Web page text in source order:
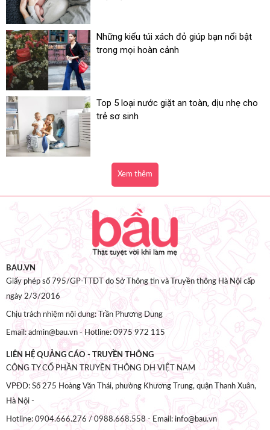
Những kiểu túi xách đỏ giúp bạn nổi bật
trong mọi hoàn cảnh
Top 5 loại nước giặt an toàn, dịu nhẹ cho
trẻ sơ sinh
Xem thêm
BAU.VN
Giấy phép số 795/GP-TTĐT do Sở Thông tin và Truyền thông Hà Nội cấp
ngày 2/3/2016
Chịu trách nhiệm nội dung: Trần Phương Dung
Email: admin@bau.vn - Hotline: 0975 972 115
LIÊN HỆ QUẢNG CÁO - TRUYỀN THÔNG
CÔNG TY CỔ PHẦN TRUYỀN THÔNG DH VIỆT NAM
VPĐD: Số 275 Hoàng Văn Thái, phường Khương Trung, quận Thanh Xuân,
Hà Nội -
Hotline: 0904.666.276 / 0988.668.558 - Email: info@bau.vn